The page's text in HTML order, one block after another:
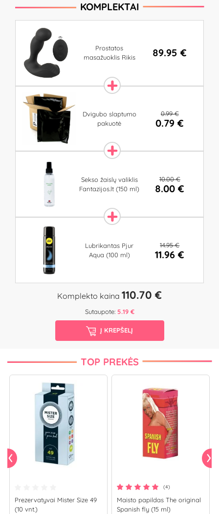
KOMPLEKTAI
Prostatos
masažuoklis Rikis
89.95 €
Dvigubo slaptumo
pakuotė
0.99 €
0.79 €
Sekso žaislų valiklis
Fantazijos.lt (150 ml)
10.00 €
8.00 €
Lubrikantas Pjur
Aqua (100 ml)
14.95 €
11.96 €
Komplekto kaina 110.70 €
Sutaupote: 5.19 €
Į KREPŠELĮ
TOP PREKĖS
Prezervatyvai Mister Size 49
(10 vnt.)
(4)
Maisto papildas The original
Spanish fly (15 ml)